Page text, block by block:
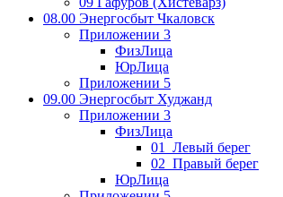
08.00 Энергосбыт Чкаловск
Приложении 3
ФизЛица
ЮрЛица
Приложении 5
09.00 Энергосбыт Худжанд
Приложении 3
ФизЛица
01_Левый берег
02_Правый берег
ЮрЛица